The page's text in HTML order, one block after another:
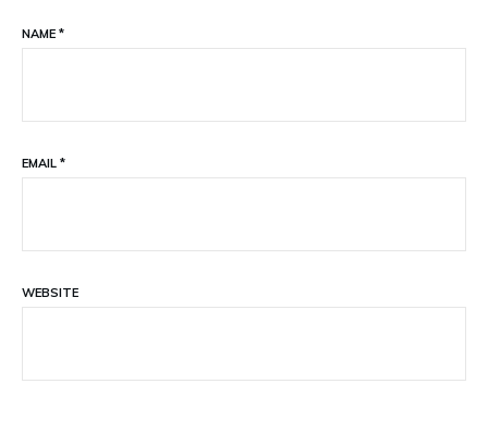
NAME *
EMAIL *
WEBSITE